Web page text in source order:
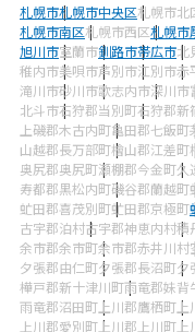
札幌市札幌市中央区札幌市北
札幌市南区札幌市西区札幌市
旭川市室蘭市釧路市帯広市北
稚内市美唄市芦別市江別市赤
滝川市砂川市歌志内市深川市
北斗市石狩郡当別町石狩郡新
上磯郡木古内町亀田郡七飯町
山越郡長万部町檜山郡江差町
奥尻郡奥尻町瀬棚郡今金町久
寿都郡黒松内町磯谷郡蘭越町
虻田郡喜茂別町虻田郡京極町
古宇郡泊村古宇郡神恵内村積
余市郡余市町余市郡赤井川村
夕張郡由仁町夕張郡長沼町夕
樺戸郡新十津川町雨竜郡妹背
雨竜郡沼田町 上川郡鷹栖町
上川郡愛別町 上川郡上川町